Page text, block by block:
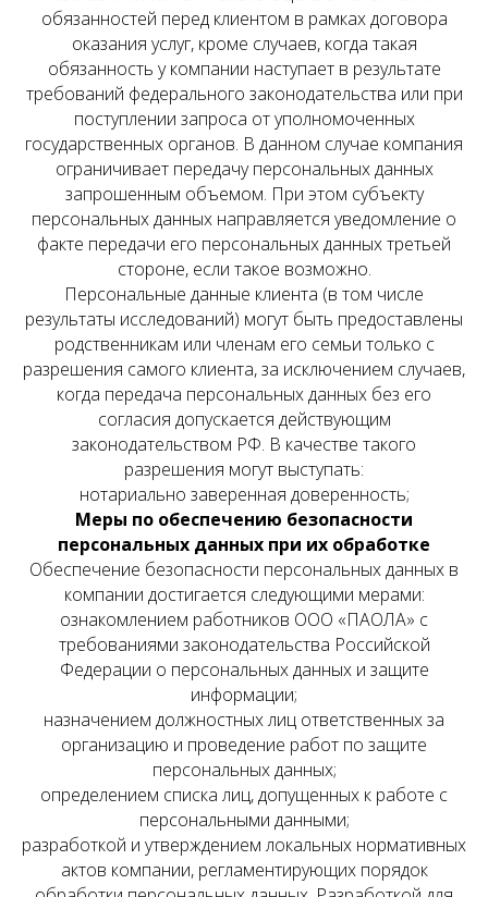
обязанностей перед клиентом в рамках договора
оказания услуг, кроме случаев, когда такая
обязанность у компании наступает в результате
требований федерального законодательства или при
поступлении запроса от уполномоченных
государственных органов. В данном случае компания
ограничивает передачу персональных данных
запрошенным объемом. При этом субъекту
персональных данных направляется уведомление о
факте передачи его персональных данных третьей
стороне, если такое возможно.
Персональные данные клиента (в том числе
результаты исследований) могут быть предоставлены
родственникам или членам его семьи только с
разрешения самого клиента, за исключением случаев,
когда передача персональных данных без его
согласия допускается действующим
законодательством РФ. В качестве такого
разрешения могут выступать:
нотариально заверенная доверенность;
Меры по обеспечению безопасности
персональных данных при их обработке
Обеспечение безопасности персональных данных в
компании достигается следующими мерами:
ознакомлением работников ООО «ПАОЛА» с
требованиями законодательства Российской
Федерации о персональных данных и защите
информации;
назначением должностных лиц ответственных за
организацию и проведение работ по защите
персональных данных;
определением списка лиц, допущенных к работе с
персональными данными;
разработкой и утверждением локальных нормативных
актов компании, регламентирующих порядок